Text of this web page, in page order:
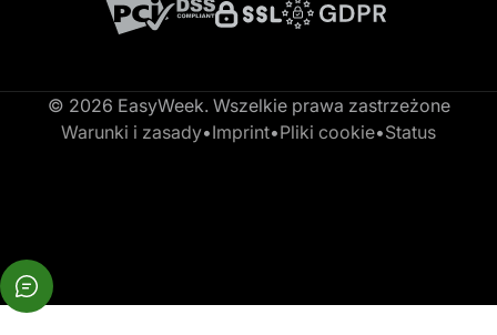
© 2026 EasyWeek. Wszelkie prawa zastrzeżone
Warunki i zasady•Imprint•Pliki cookie•Status